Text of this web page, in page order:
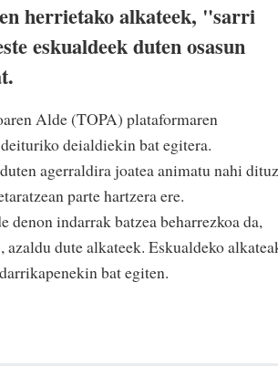
herrietako alkateek, "sarri
eskualdeek duten osasun
Alde (TOPA) plataformaren
deialdiekin bat egitera.
agerraldira joatea animatu nahi
parte hartzera ere.
denon indarrak batzea beharrezkoa da,
dute alkateek. Eskualdeko
bat egiten.